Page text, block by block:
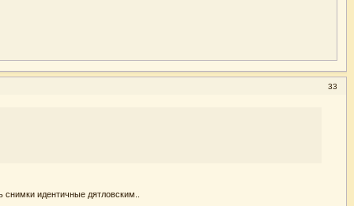
33
идентичные дятловским..